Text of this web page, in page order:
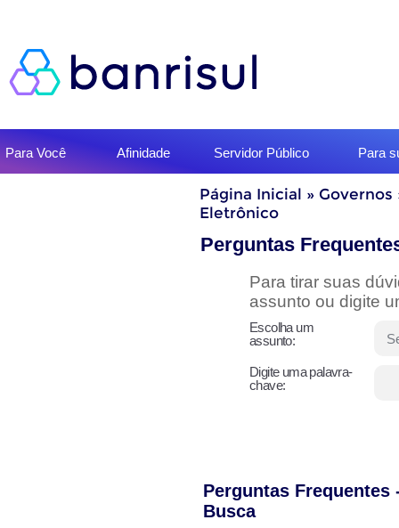
do
menu
Para Você Afinidade Servidor Público Para
Início
do
conteúdo
Página Inicial » Governos
Eletrônico
Perguntas
Para tirar suas
assunto ou digite
Escolha um
assunto:
Digite uma palavra-
chave:
Perguntas Frequentes
Busca